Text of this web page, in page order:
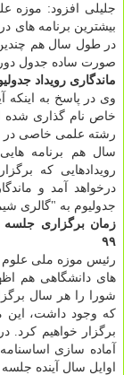
جلیلی افزود: موزه
بیشترین برنامه های
در طول سال هم
صورت ساده جدول
ماندگاری رویداد
رشته علمی خاصی در
سال هم برنامه هایی
رویدادهایی كه
درخواهد آمد و
جدولیوم به "گالری
زمان برگزاری جلسه
۹۹
رئیس موزه ملی علوم
های دانشگاهی هم
شورا را هر سال
كه وجود داشت، این
برگزار خواهیم كرد.
آماده سازی
اوایل سال آینده جلسه